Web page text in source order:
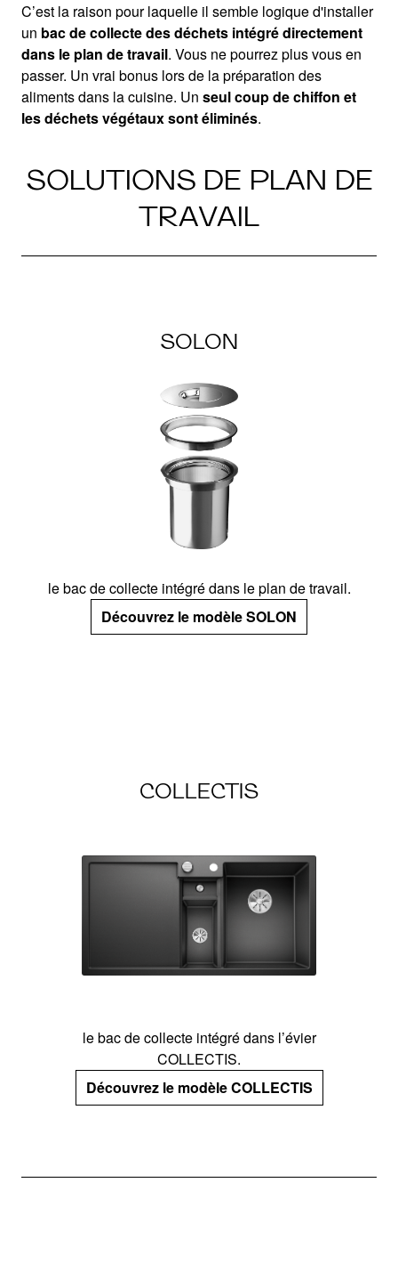
C’est la raison pour laquelle il semble logique d'installer
un bac de collecte des déchets intégré directement
dans le plan de travail. Vous ne pourrez plus vous en
passer. Un vrai bonus lors de la préparation des
aliments dans la cuisine. Un seul coup de chiffon et
les déchets végétaux sont éliminés.
SOLUTIONS DE PLAN DE
TRAVAIL
SOLON
le bac de collecte intégré dans le plan de travail.
Découvrez le modèle SOLON
COLLECTIS
le bac de collecte intégré dans l’évier
COLLECTIS.
Découvrez le modèle COLLECTIS